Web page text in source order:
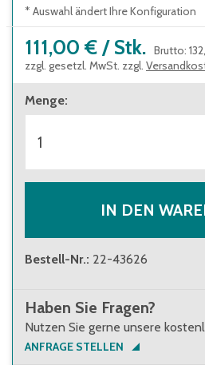
* Auswahl ändert Ihre Konfiguration
111,00 € / Stk. Brutto:
zzgl. gesetzl. MwSt. zzgl.
Menge:
IN DEN
Bestell-Nr.: 22-43626
Haben Sie Fragen?
Nutzen Sie gerne unsere
ANFRAGE STELLEN